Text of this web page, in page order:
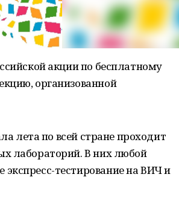
акции по бесплатному
организованной
лета по всей стране проходит
лабораторий. В них любой
тестирование на ВИЧ и